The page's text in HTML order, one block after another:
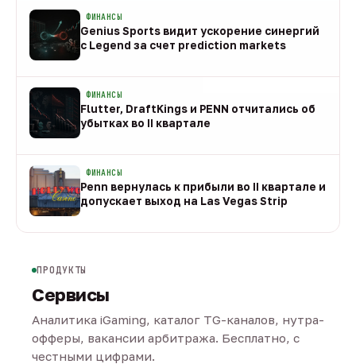
ФИНАНСЫ
Genius Sports видит ускорение синергий
с Legend за счет prediction markets
ФИНАНСЫ
Flutter, DraftKings и PENN отчитались об
убытках во II квартале
ФИНАНСЫ
Penn вернулась к прибыли во II квартале и
допускает выход на Las Vegas Strip
ПРОДУКТЫ
Сервисы
Аналитика iGaming, каталог TG-каналов, нутра-
офферы, вакансии арбитража. Бесплатно, с
честными цифрами.